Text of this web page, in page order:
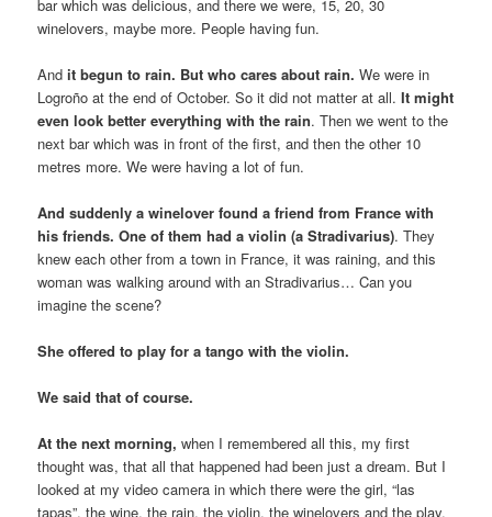
bar which was delicious, and there we were, 15, 20, 30
winelovers, maybe more. People having fun.
And it begun to rain. But who cares about rain. We were in
Logroño at the end of October. So it did not matter at all.It might
even look bettereverythingwith the rain. Then we went to the
next bar which was in front of the first, and then the other 10
metres more. We were having a lot of fun.
And suddenly a winelover found a friend from France with
his friends. One of them had a violin (a Stradivarius). They
knew each other from a town in France, it was raining, and this
woman was walking around with an Stradivarius… Can you
imagine the scene?
She offered to play for a tango with the violin.
We said that of course.
At the next morning, when I remembered all this, my first
thought was, that all that happened had been just a dream. But I
looked at my video camera in which there were the girl, “las
tapas”, the wine, the rain, the violin, the winelovers and the play.